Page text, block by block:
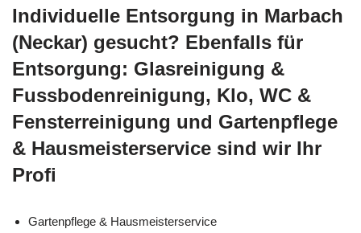
Individuelle Entsorgung in Marbach
(Neckar) gesucht? Ebenfalls für
Entsorgung: Glasreinigung &
Fussbodenreinigung, Klo, WC &
Fensterreinigung und Gartenpflege
& Hausmeisterservice sind wir Ihr
Profi
Gartenpflege & Hausmeisterservice